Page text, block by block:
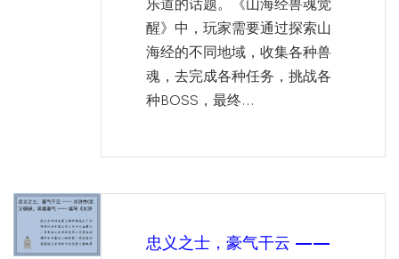
乐道的话题。《山海经兽魂觉
醒》中，玩家需要通过探索山
海经的不同地域，收集各种兽
魂，去完成各种任务，挑战各
种BOSS，最终...
忠义之士，豪气干云 ——